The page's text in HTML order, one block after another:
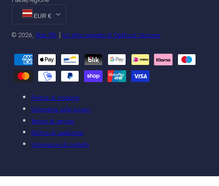
EUR €
© 2026, Rota SRL Un altro progetto di Oakhurst Ventures
Metodi
di
pagamento
Politica di rimborso
Informativa sulla privacy
Termini di servizio
Politica di spedizione
Informazioni di contatto